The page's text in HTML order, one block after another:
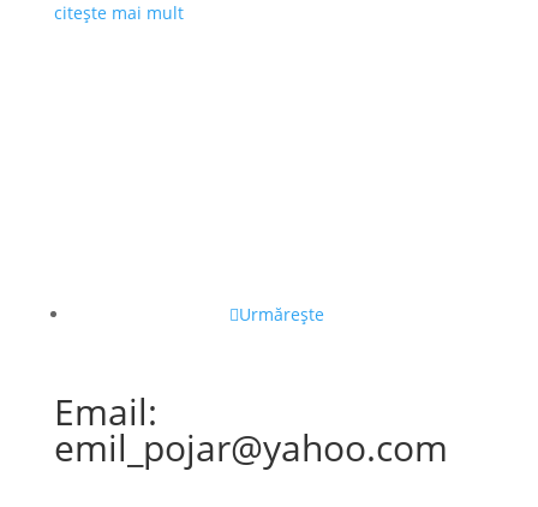
citește mai mult
Urmărește
Email:
emil_pojar@yahoo.com